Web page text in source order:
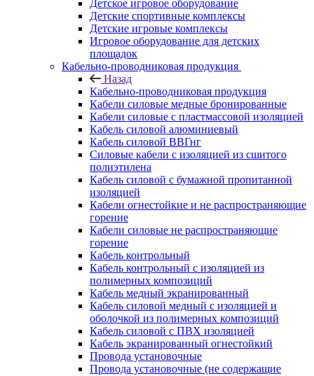
Детское игровое оборудование
Детские спортивные комплексы
Детские игровые комплексы
Игровое оборудование для детских
площадок
Кабельно-проводниковая продукция
Назад
Кабельно-проводниковая продукция
Кабели силовые медные бронированные
Кабели силовые с пластмассовой изоляцией
Кабель силовой алюминиевый
Кабель силовой ВВГнг
Силовые кабели с изоляцией из сшитого
полиэтилена
Кабель силовой с бумажной пропитанной
изоляцией
Кабели огнестойкие и не распространяющие
горение
Кабели силовые не распространяющие
горение
Кабель контрольный
Кабель контрольный с изоляцией из
полимерных композиций
Кабель медный экранированный
Кабель силовой медный с изоляцией и
оболочкой из полимерных композиций
Кабель силовой с ПВХ изоляцией
Кабель экранированный огнестойкий
Провода установочные
Провода установочные (не содержащие